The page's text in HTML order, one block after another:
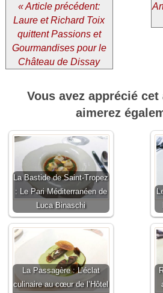
« Article précédent:
Laure et Richard Toix
quittent Passions et
Gourmandises pour le
Château de Dissay
Vous avez apprécié
aimerez
La Bastide de Saint-Tropez
: Le Pari Méditerranéen de
Luca Binaschi
La Passagère : L’éclat
culinaire au cœur de l’Hôtel